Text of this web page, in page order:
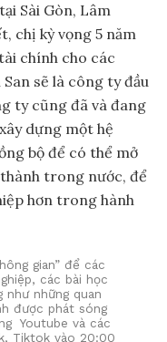
Sài Gòn, Lâm
chị kỳ vọng 5 năm
chính cho các
sẽ là công ty đầu
ty cũng đã và đang
dựng một hệ
bộ để có thể mở
trong nước, để
hơn trong hành
gian” để các
các bài học
như những quan
được phát sóng
Youtube và các
Tiktok vào 20:00